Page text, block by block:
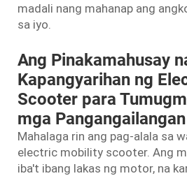
madali nang mahanap ang
sa iyo.
Ang Pinakamahusay
Kapangyarihan ng
Scooter para
mga Pangangailangan
Mahalaga rin ang pag-alala sa
electric mobility scooter. Ang
iba't ibang lakas ng motor, na